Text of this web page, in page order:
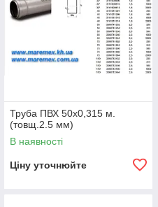
Труба ПВХ 50х0,315 м.
(товщ.2.5 мм)
В наявності
Ціну уточнюйте